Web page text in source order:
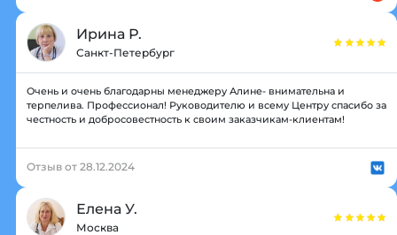
Ирина Р.
Санкт-Петербург
Очень и очень благодарны менеджеру Алине- внимательна и
терпелива. Профессионал! Руководителю и всему Центру спасибо за
честность и добросовестность к своим заказчикам-клиентам!
Отзыв от 28.12.2024
Елена У.
Москва